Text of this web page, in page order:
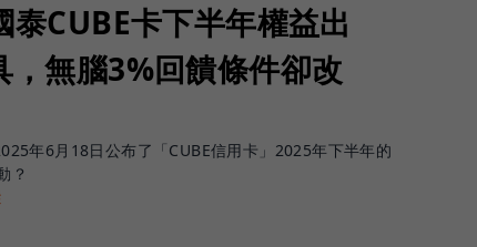
CUBE卡下半年權益出
無腦3%回饋條件卻改
年6月18日公布了「CUBE信用卡」2025年下半年的
？